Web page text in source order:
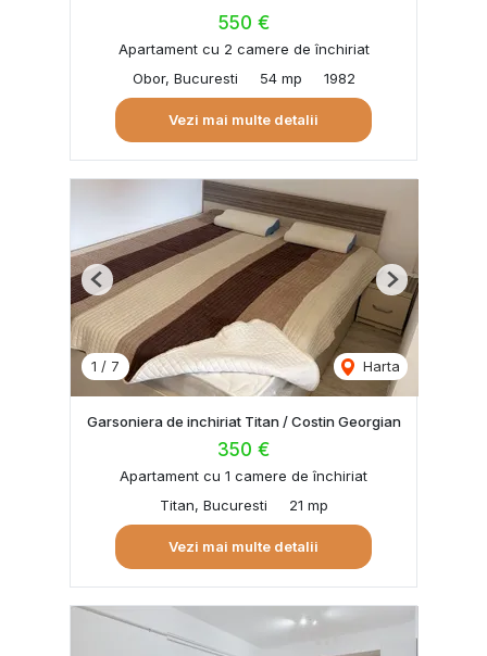
550 €
Apartament cu 2 camere de închiriat
Obor, Bucuresti
54 mp 1982
Vezi mai multe detalii
1 / 7 Harta
Previous Next
Garsoniera de inchiriat Titan / Costin Georgian
350 €
Apartament cu 1 camere de închiriat
Titan, Bucuresti
21 mp
Vezi mai multe detalii